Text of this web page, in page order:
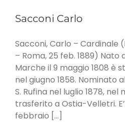
Sacconi Carlo
Sacconi, Carlo – Cardinale
– Roma, 25 feb. 1889)
Marche il 9 maggio 1808 è
nel giugno 1858. Nominato
S. Rufina nel luglio 1878,
trasferito a Ostia-Velletri.
febbraio [...]